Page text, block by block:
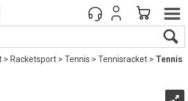
>Racketsport>Tennis>Tennisracket>Tennis